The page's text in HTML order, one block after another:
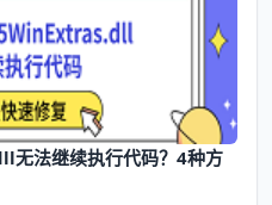
法继续执行代码？4种方